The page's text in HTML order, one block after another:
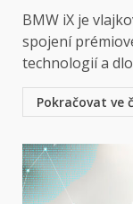
BMW iX je
spojení
technologií a
Pokračovat ve